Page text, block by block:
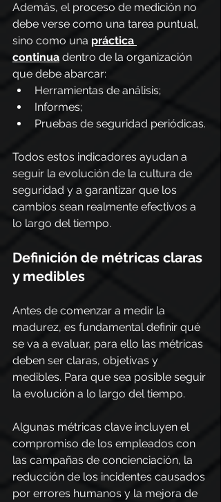
Además, el proceso de medición no
debe verse como una tarea puntual,
sino como una práctica
continua dentro de la organización
que debe abarcar:
Herramientas de análisis;
Informes;
Pruebas de seguridad periódicas.
Todos estos indicadores ayudan a
seguir la evolución de la cultura de
seguridad y a garantizar que los
cambios sean realmente efectivos a
lo largo del tiempo.
Definición de métricas claras
y medibles
Antes de comenzar a medir la
madurez, es fundamental definir qué
se va a evaluar, para ello las métricas
deben ser claras, objetivas y
medibles. Para que sea posible seguir
la evolución a lo largo del tiempo.
Algunas métricas clave incluyen el
compromiso de los empleados con
las campañas de concienciación, la
reducción de los incidentes causados
por errores humanos y la mejora de